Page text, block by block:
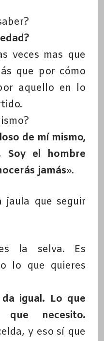
veces mas que
que por cómo
aquello en lo
de mí mismo,
Soy el hombre
jamás».
jaula que seguir
la selva. Es
lo que quieres
igual. Lo que
necesito.
y eso sí que